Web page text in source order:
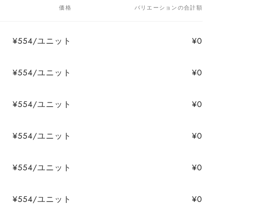
価格 バリエーションの合計額
¥554/ユニット ¥0
¥554/ユニット ¥0
¥554/ユニット ¥0
¥554/ユニット ¥0
¥554/ユニット ¥0
¥554/ユニット ¥0